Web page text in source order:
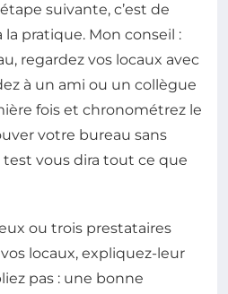
suivante, c’est de
la pratique. Mon conseil :
regardez vos locaux avec
à un ami ou un collègue
fois et chronométrez le
votre bureau sans
test vous dira tout ce que
ou trois prestataires
locaux, expliquez-leur
pas : une bonne